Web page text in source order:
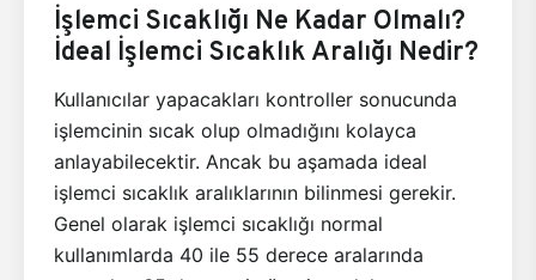
İşlemci Sıcaklığı Ne Kadar Olmalı?
İdeal İşlemci Sıcaklık Aralığı Nedir?
Kullanıcılar yapacakları kontroller sonucunda
işlemcinin sıcak olup olmadığını kolayca
anlayabilecektir. Ancak bu aşamada ideal
işlemci sıcaklık aralıklarının bilinmesi gerekir.
Genel olarak işlemci sıcaklığı normal
kullanımlarda 40 ile 55 derece aralarında